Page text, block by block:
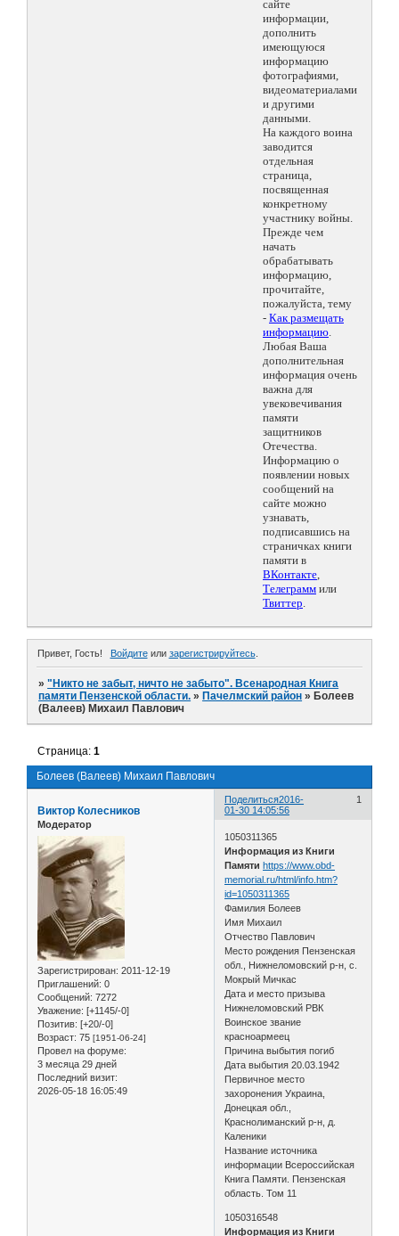
сайте
информации,
дополнить
имеющуюся
информацию
фотографиями,
видеоматериалами
и другими
данными.
На каждого воина
заводится
отдельная
страница,
посвященная
конкретному
участнику войны.
Прежде чем
начать
обрабатывать
информацию,
прочитайте,
пожалуйста, тему
- Как размещать
информацию.
Любая Ваша
дополнительная
информация очень
важна для
увековечивания
памяти
защитников
Отечества.
Информацию о
появлении новых
сообщений на
сайте можно
узнавать,
подписавшись на
страничках книги
памяти в
ВКонтакте,
Телеграмм или
Твиттер.
Привет, Гость! Войдитеили зарегистрируйтесь.
»"Никто не забыт, ничто не забыто". Всенародная Книга
памяти Пензенской области. » Пачелмский район » Болеев
(Валеев) Михаил Павлович
Болеев (Валеев) Михаил Павлович
Страница:1
Поделиться 1
2016-
01-30 14:05:56
Виктор Колесников
Модератор
Зарегистрирован: 2011-12-19
Приглашений: 0
Сообщений: 7272
Уважение: [+1145/-0]
Позитив: [+20/-0]
Возраст: 75 [1951-06-24]
Провел на форуме:
3 месяца 29 дней
Последний визит:
2026-05-18 16:05:49
1050311365
Информация из Книги
Памяти https://www.obd-
memorial.ru/html/info.htm?
id=1050311365
Фамилия Болеев
Имя Михаил
Отчество Павлович
Место рождения Пензенская
обл., Нижнеломовский р-н, с.
Мокрый Мичкас
Дата и место призыва
Нижнеломовский РВК
Воинское звание
красноармеец
Причина выбытия погиб
Дата выбытия 20.03.1942
Первичное место
захоронения Украина,
Донецкая обл.,
Краснолиманский р-н, д.
Каленики
Название источника
информации Всероссийская
Книга Памяти. Пензенская
область. Том 11
1050316548
Информация из Книги